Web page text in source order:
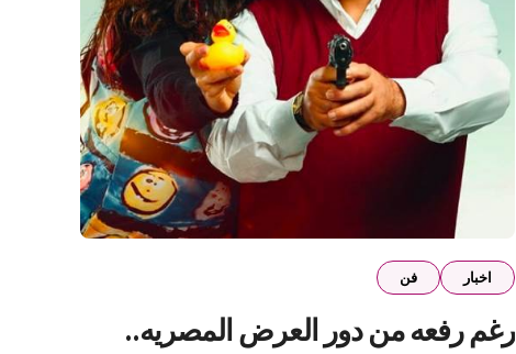
اخبار فن
رغم رفعه من دور العرض المصريه..